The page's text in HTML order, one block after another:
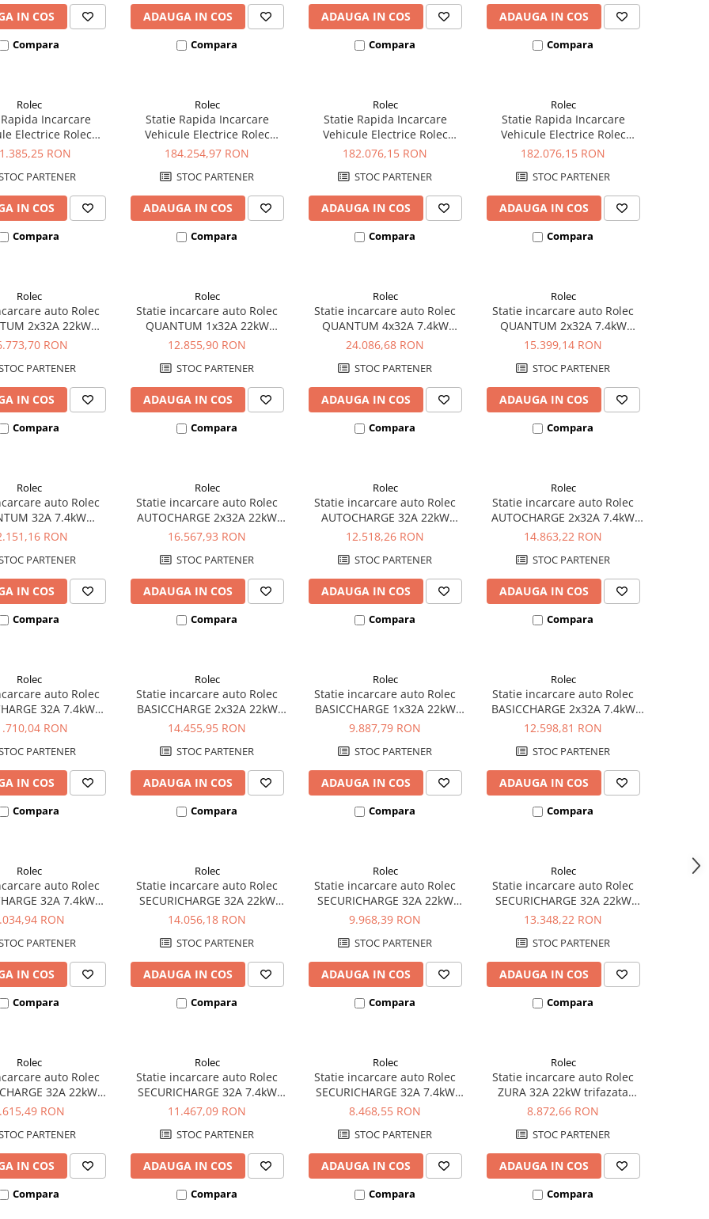
IN COS
Compara
ADAUGA IN COS
Compara
ADAUGA IN COS
Compara
ADAUGA IN COS
Compara
Rolec
Incarcare
Electrice Rolec
160, 120kW
RON
PARTENER
IN COS
Compara
Rolec
Statie Rapida Incarcare
Vehicule Electrice Rolec
ULTRACHARGE 160, 80kW
184.254,97 RON
STOC PARTENER
ADAUGA IN COS
Compara
Rolec
Statie Rapida Incarcare
Vehicule Electrice Rolec
ULTRACHARGE 160, 60kW
182.076,15 RON
STOC PARTENER
ADAUGA IN COS
Compara
Rolec
Statie Rapida Incarcare
Vehicule Electrice Rolec
ULTRACHARGE 160, 60kW
182.076,15 RON
STOC PARTENER
ADAUGA IN COS
Compara
Rolec
auto Rolec
2x32A 22kW
2xpriza Tip 2
RON
PARTENER
IN COS
Compara
Rolec
Statie incarcare auto Rolec
QUANTUM 1x32A 22kW
trifazata 1xpriza Tip 2
12.855,90 RON
STOC PARTENER
ADAUGA IN COS
Compara
Rolec
Statie incarcare auto Rolec
QUANTUM 4x32A 7.4kW
monofazata 4xpriza Tip 2
24.086,68 RON
STOC PARTENER
ADAUGA IN COS
Compara
Rolec
Statie incarcare auto Rolec
QUANTUM 2x32A 7.4kW
monofazata 2xpriza Tip 2
15.399,14 RON
STOC PARTENER
ADAUGA IN COS
Compara
Rolec
auto Rolec
32A 7.4kW
1xpriza Tip 2
RON
PARTENER
IN COS
Compara
Rolec
Statie incarcare auto Rolec
AUTOCHARGE 2x32A 22kW
trifazata 2xpriza Tip 2
16.567,93 RON
STOC PARTENER
ADAUGA IN COS
Compara
Rolec
Statie incarcare auto Rolec
AUTOCHARGE 32A 22kW
trifazata 1xpriza Tip 2
12.518,26 RON
STOC PARTENER
ADAUGA IN COS
Compara
Rolec
Statie incarcare auto Rolec
AUTOCHARGE 2x32A 7.4kW
monofazata 2xpriza Tip 2
14.863,22 RON
STOC PARTENER
ADAUGA IN COS
Compara
Rolec
auto Rolec
32A 7.4kW
1xpriza Tip 2
RON
PARTENER
IN COS
Compara
Rolec
Statie incarcare auto Rolec
BASICCHARGE 2x32A 22kW
trifazata 2xpriza Tip 2
14.455,95 RON
STOC PARTENER
ADAUGA IN COS
Compara
Rolec
Statie incarcare auto Rolec
BASICCHARGE 1x32A 22kW
trifazata 1xpriza Tip 2
9.887,79 RON
STOC PARTENER
ADAUGA IN COS
Compara
Rolec
Statie incarcare auto Rolec
BASICCHARGE 2x32A 7.4kW
monofazata 2xpriza Tip 2
12.598,81 RON
STOC PARTENER
ADAUGA IN COS
Compara
Rolec
auto Rolec
32A 7.4kW
1xpriza Tip 2
RON
PARTENER
IN COS
Compara
Rolec
Statie incarcare auto Rolec
SECURICHARGE 32A 22kW
trifazata 2xcablu 5m Tip 2
14.056,18 RON
STOC PARTENER
ADAUGA IN COS
Compara
Rolec
Statie incarcare auto Rolec
SECURICHARGE 32A 22kW
trifazata 1xcablu 5m Tip 2
9.968,39 RON
STOC PARTENER
ADAUGA IN COS
Compara
Rolec
Statie incarcare auto Rolec
SECURICHARGE 32A 22kW
trifazata 2xpriza Tip 2
13.348,22 RON
STOC PARTENER
ADAUGA IN COS
Compara
Rolec
auto Rolec
32A 22kW
1xpriza Tip 2
RON
PARTENER
IN COS
Compara
Rolec
Statie incarcare auto Rolec
SECURICHARGE 32A 7.4kW
monofazata 2xpriza Tip 2
11.467,09 RON
STOC PARTENER
ADAUGA IN COS
Compara
Rolec
Statie incarcare auto Rolec
SECURICHARGE 32A 7.4kW
monofazata 1xpriza Tip 2
8.468,55 RON
STOC PARTENER
ADAUGA IN COS
Compara
Rolec
Statie incarcare auto Rolec
ZURA 32A 22kW trifazata
1xcablu 5m Tip 2
8.872,66 RON
STOC PARTENER
ADAUGA IN COS
Compara